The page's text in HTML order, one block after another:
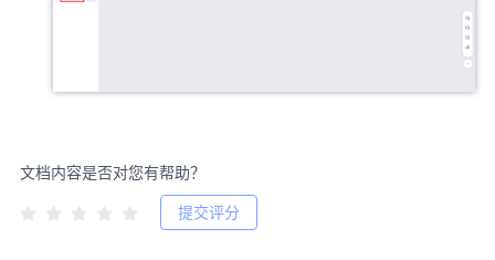
文档内容是否对您有帮助？
提交评分